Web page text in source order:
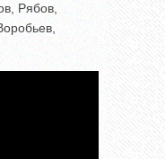
Рябов,